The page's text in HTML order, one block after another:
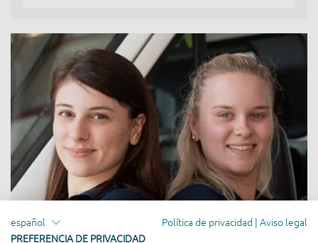
español Política de privacidad | Aviso legal
PREFERENCIA DE PRIVACIDAD